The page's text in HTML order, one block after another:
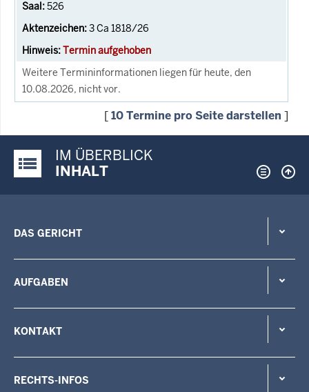
526
3 Ca 1818/26
Termin aufgehoben
Weitere Termininformationen liegen für heute, den
10.08.2026, nicht vor.
[10 Termine pro Seite darstellen ]
Justiz-Portal im Überblick:
IM ÜBERBLICK
INHALT
DAS GERICHT
AUFGABEN
KONTAKT
RECHTS-INFOS